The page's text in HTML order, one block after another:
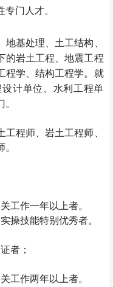
门人才。
基处理、土工结构、
的岩土工程、地震工程
程学、结构工程学。就
计单位、水利工程单
工程师 、岩土工程师
。
工作一年以上者。
操技能特别优秀者。
者；
工作两年以上者。